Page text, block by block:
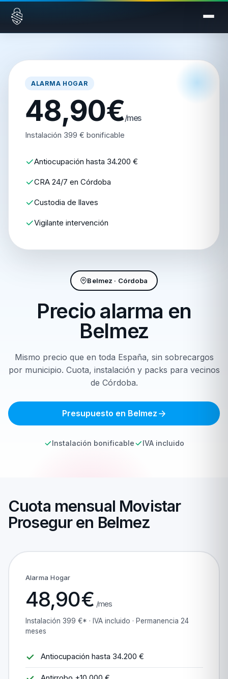
Saltar al contenido
Belmez · Córdoba
Precio alarma en
Belmez
Mismo precio que en toda España, sin sobrecargos
por municipio. Cuota, instalación y packs para vecinos
de Córdoba.
Presupuesto en Belmez
Instalación bonificable IVA incluido
ALARMA HOGAR
48,90€/mes
Instalación 399 € bonificable
Antiocupación hasta 34.200 €
CRA 24/7 en Córdoba
Custodia de llaves
Vigilante intervención
Cuota mensual Movistar
Prosegur en Belmez
Alarma Hogar
48,90€ /mes
Instalación 399 €* · IVA incluido · Permanencia 24
meses
Antiocupación hasta 34.200 €